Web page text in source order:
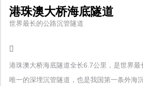
港珠澳大桥海底隧道
世界最长的公路沉管隧道
港珠澳大桥海底隧道全长6.7公里，是世界最
唯一的深埋沉管隧道，也是我国第一条外海